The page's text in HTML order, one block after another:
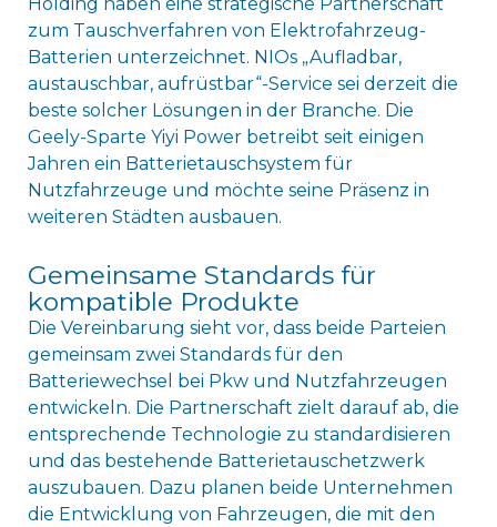
zum Tauschverfahren von Elektrofahrzeug-
Batterien unterzeichnet. NIOs „Aufladbar,
austauschbar, aufrüstbar“-Service sei derzeit die
beste solcher Lösungen in der Branche. Die
Geely-Sparte Yiyi Power betreibt seit einigen
Jahren ein Batterietauschsystem für
Nutzfahrzeuge und möchte seine Präsenz in
weiteren Städten ausbauen.
Gemeinsame Standards für
kompatible Produkte
Die Vereinbarung sieht vor, dass beide Parteien
gemeinsam zwei Standards für den
Batteriewechsel bei Pkw und Nutzfahrzeugen
entwickeln. Die Partnerschaft zielt darauf ab, die
entsprechende Technologie zu standardisieren
und das bestehende Batterietauschetzwerk
auszubauen. Dazu planen beide Unternehmen
die Entwicklung von Fahrzeugen, die mit den